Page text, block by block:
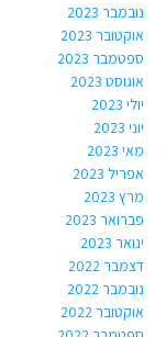
נובמבר 2023
אוקטובר 2023
ספטמבר 2023
אוגוסט 2023
יולי 2023
יוני 2023
מאי 2023
אפריל 2023
מרץ 2023
פברואר 2023
ינואר 2023
דצמבר 2022
נובמבר 2022
אוקטובר 2022